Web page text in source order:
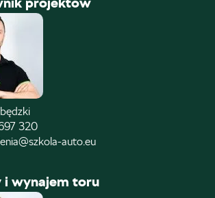
320
auto.eu
i wynajem toru